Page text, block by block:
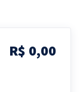
R$ 0,00